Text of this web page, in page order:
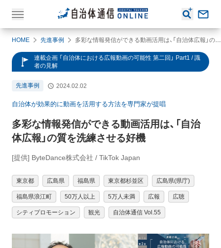
HOME 先進事例 多彩な情報発信ができる動画活用は、「自治体広報」の質を洗練させる好機
連載企画 「自治体における広報動画の可能性 第二回」 Part1 / 識
者の見解
先進事例 2024.02.02
自治体が効果的に動画を活用する方法を専門家が提唱
多彩な情報発信ができる動画活用は、「自治
体広報」の質を洗練させる好機
[提供] ByteDance株式会社 / TikTok Japan
東京都 広島県 福島県 東京都杉並区 広島県(県庁)
福島県浪江町 50万人以上 5万人未満 広報 広聴
シティプロモーション 観光 自治体通信 Vol.55